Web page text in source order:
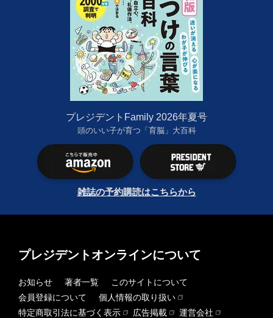
プレジデントFamily 2026年夏号
頭のいい子が育つ「育脳」大百科
雑誌の予約購読はこちらから
プレジデントオンラインについて
お知らせ 著者一覧
このサイトについて
会員登録について
個人情報の取り扱い
特定商取引法に基づく表示
広告掲載
運営会社